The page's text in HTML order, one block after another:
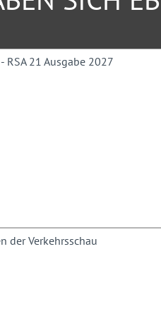
und Anwendung des
Mitteilnehmen nicht